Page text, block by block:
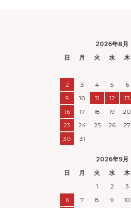
2026年8月
日
月 火 水 木
2
3 4 5 6
9
10 11 12 13
16
17 18 19 20
23
24 25 26 27
30
31
2026年9月
日
月 火 水 木
1
2 3
6
7 8 9 10